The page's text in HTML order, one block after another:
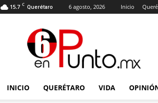
15.7 C Querétaro 6 agosto, 2026 Inicio
punto
INICIO QUERÉTARO VIDA